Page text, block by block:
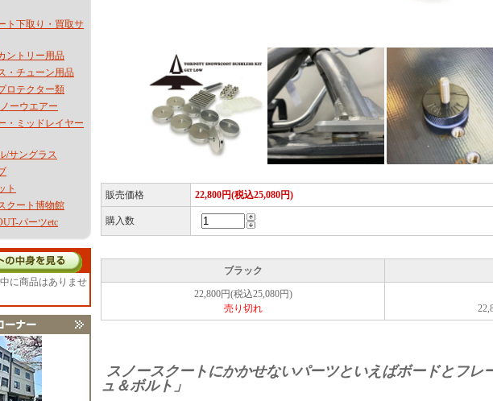
ト下取り・買取サ
ントリー用品
・チューン用品
ロテクター類
ーウエアー
・ミッドレイヤー
/サングラス
ト
クート博物館
パーツetc
に商品はありませ
販売価格 22,800円(税込25,080円)
購入数
ブラック
22,800円(税込25,080円)
売り切れ
スノースクートにかかせないパーツといえばボードとフレ
ュ＆ボルト」